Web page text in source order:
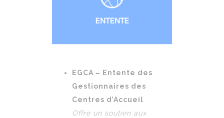
EGCA – Entente des
Gestionnaires des
Centres d’Accueil
Offre un soutien aux